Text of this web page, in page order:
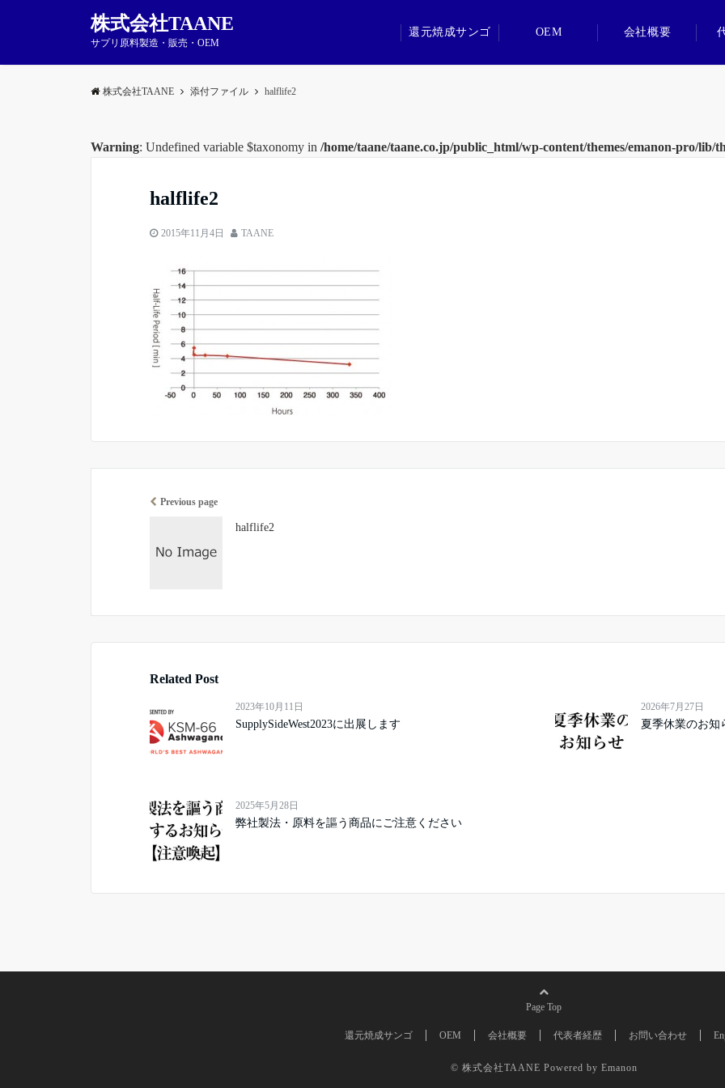
株式会社TAANE
サプリ原料製造・販売・OEM
還元焼成サンゴ OEM 会社概要
Warning: Undefined variable $taxonomy in /home/taane/taane.co.jp/public_html/wp-content/themes/emanon-pro/lib/
株式会社TAANE 添付ファイル halflife2
halflife2
2015年11月4日 TAANE
Previous page
halflife2
Related Post
2023年10月11日
SupplySideWest2023に出展します
2026年7月27日
夏季休業のお知
2025年5月28日
弊社製法・原料を謳う商品にご注意ください
Page Top
還元焼成サンゴ OEM 会社概要 代表者経歴 お問い合わせ
© 株式会社TAANE Powered by Emanon